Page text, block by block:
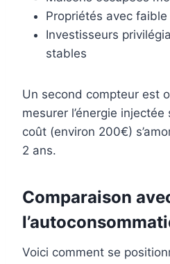
Propriétés avec
Investisseurs
stables
Un second compteur est
mesurer l’énergie injectée
coût (environ 200€)
2 ans.
Comparaison
Voici comment se